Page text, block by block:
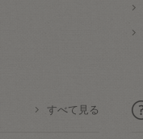
すべて見る